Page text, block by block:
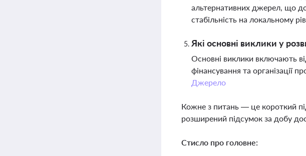
альтернативних джерел, що
стабільність на локальному
Які основні виклики у
Основні виклики включають
фінансування та організації
Джерело
Кожне з питань — це короткий
розширений підсумок за добу
Стисло про головне: